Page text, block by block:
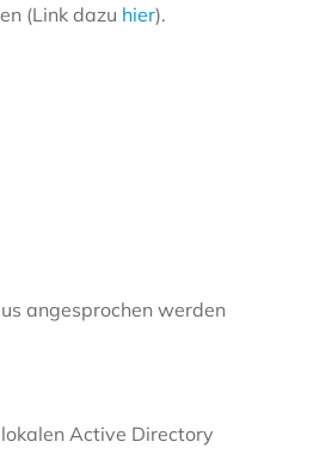
(Link dazu hier).
angesprochen werden
Active Directory